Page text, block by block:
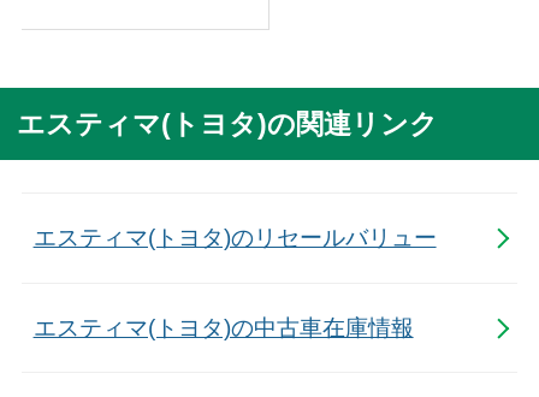
エスティマ(トヨタ)の関連リンク
エスティマ(トヨタ)のリセールバリュー
エスティマ(トヨタ)の中古車在庫情報